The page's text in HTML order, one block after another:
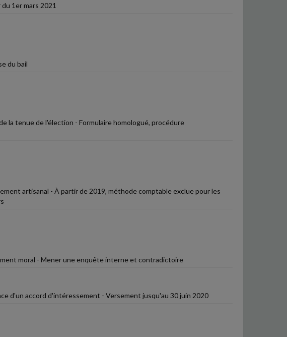
1er mars 2021
du bail
la tenue de l'élection - Formulaire homologué, procédure
artisanal - À partir de 2019, méthode comptable exclue pour les
moral - Mener une enquête interne et contradictoire
d'un accord d'intéressement - Versement jusqu'au 30 juin 2020